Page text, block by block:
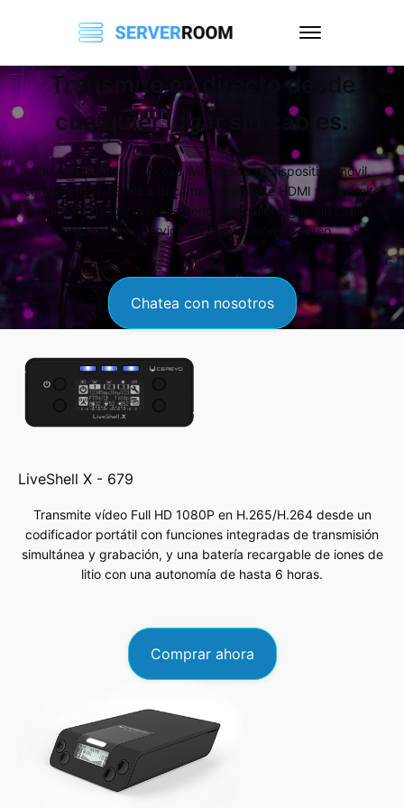
Transmite en directo desde
cualquier lugar sin cables.
Crea un punto de acceso WiFi desde tu dispositivo móvil,
conecta tu LiveShell a tu cámara mediante HDMI y transmite
en directo desde prácticamente cualquier lugar, sin cables.
Se requiere servicio de transmisión de video.
Chatea con nosotros
LiveShell X - 679
Transmite vídeo Full HD 1080P en H.265/H.264 desde un
codificador portátil con funciones integradas de transmisión
simultánea y grabación, y una batería recargable de iones de
litio con una autonomía de hasta 6 horas.
Comprar ahora